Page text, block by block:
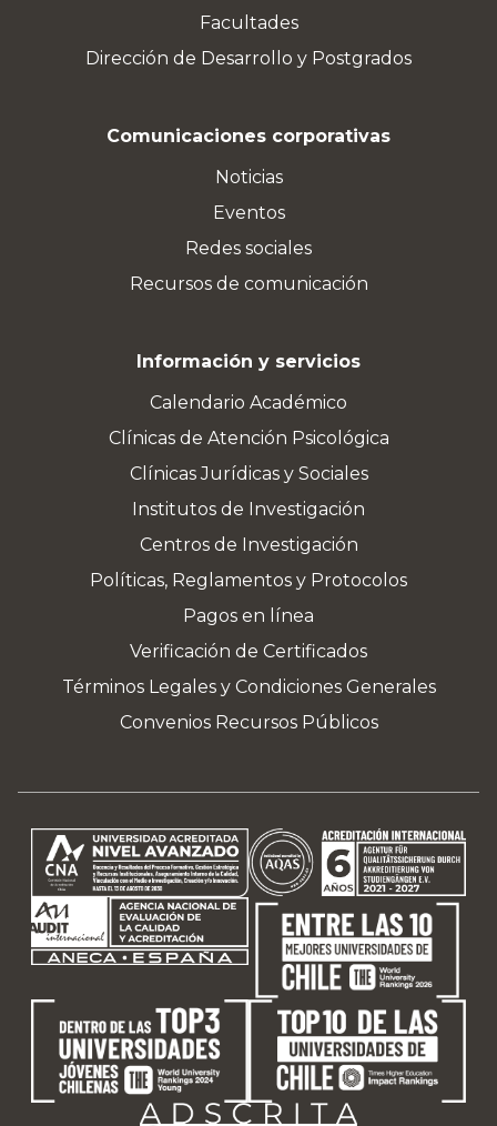
Facultades
Dirección de Desarrollo y Postgrados
Comunicaciones corporativas
Noticias
Eventos
Redes sociales
Recursos de comunicación
Información y servicios
Calendario Académico
Clínicas de Atención Psicológica
Clínicas Jurídicas y Sociales
Institutos de Investigación
Centros de Investigación
Políticas, Reglamentos y Protocolos
Pagos en línea
Verificación de Certificados
Términos Legales y Condiciones Generales
Convenios Recursos Públicos